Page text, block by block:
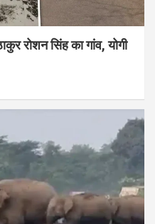
रोशन सिंह का गांव, योगी